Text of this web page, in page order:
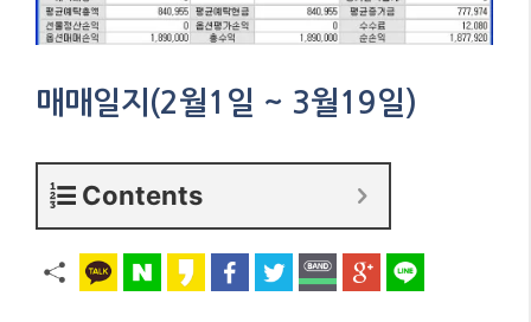
매매일지(2월1일 ~ 3월19일)
Contents